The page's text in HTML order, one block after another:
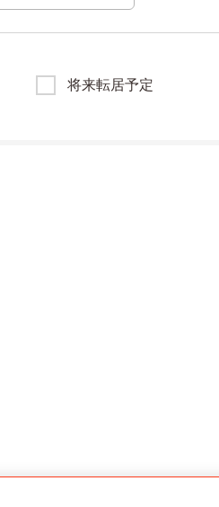
将来転居予定